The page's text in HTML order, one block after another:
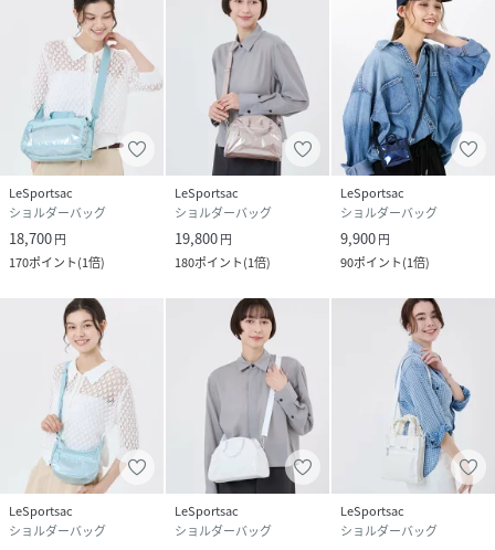
LeSportsac
ショルダーバッグ
18,700円
170ポイント(1倍)
LeSportsac
ショルダーバッグ
19,800円
180ポイント(1倍)
LeSportsac
ショルダーバッグ
9,900円
90ポイント(1倍)
LeSportsac
ショルダーバッグ
LeSportsac
ショルダーバッグ
LeSportsac
ショルダーバッグ